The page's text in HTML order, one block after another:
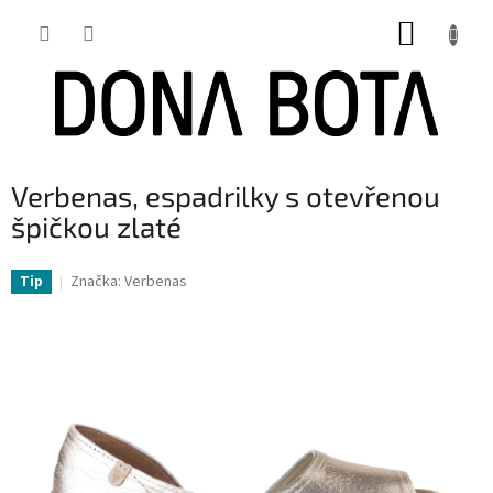
Verbenas, espadrilky s otevřenou
špičkou zlaté
Tip Značka: Verbenas